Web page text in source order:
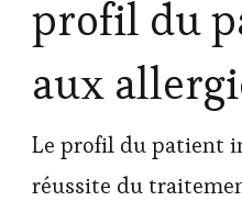
profil du
aux
Le profil du patient
réussite du